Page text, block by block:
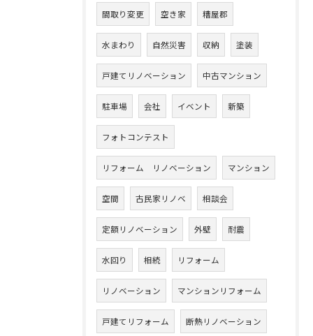
間取り変更 空き家 糟屋郡
水まわり 自然災害 収納 塗装
戸建てリノベーション 中古マンション
駐車場 会社 イベント 新築
フォトコンテスト
リフォーム リノベーション マンション
空間 古民家リノベ 相談会
定額リノベーション 外壁 耐震
水回り 相続 リフォーム
リノベーション マンションリフォーム
戸建てリフォーム 断熱リノベーション